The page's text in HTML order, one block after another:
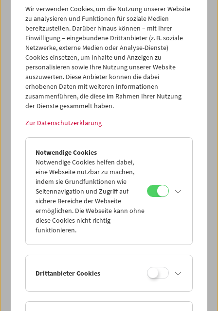
26
28 30
01
02
03 04 05 06 07
iCalender
Programmheft-PDF
English language or subtitles
< Vorherige Woche
Mo 5.7.
Di 6.7.
Mi 7.7.
Do 8.7.
Sa 10.7.
Wir verwenden Cookies, um die Nutzung unserer Website
zu analysieren und Funktionen für soziale Medien
bereitzustellen. Darüber hinaus können – mit Ihrer
Einwilligung – eingebundene Drittanbieter (z. B. soziale
Netzwerke, externe Medien oder Analyse-Dienste)
Cookies einsetzen, um Inhalte und Anzeigen zu
personalisieren sowie Ihre Nutzung unserer Website
auszuwerten. Diese Anbieter können die dabei
erhobenen Daten mit weiteren Informationen
zusammenführen, die diese im Rahmen Ihrer Nutzung
der Dienste gesammelt haben.
Zur Datenschutzerklärung
Notwendige Cookies
Notwendige Cookies helfen dabei,
eine Webseite nutzbar zu machen,
indem sie Grundfunktionen wie
Seitennavigation und Zugriff auf
sichere Bereiche der Webseite
ermöglichen. Die Webseite kann ohne
diese Cookies nicht richtig
funktionieren.
Drittanbieter Cookies